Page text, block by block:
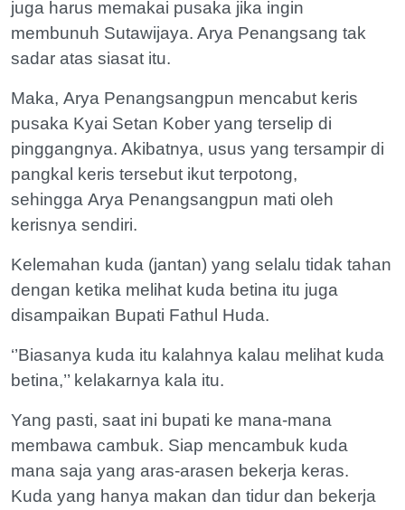
juga harus memakai pusaka jika ingin
membunuh Sutawijaya. Arya Penangsang tak
sadar atas siasat itu.
Maka, Arya Penangsangpun mencabut keris
pusaka Kyai Setan Kober yang terselip di
pinggangnya. Akibatnya, usus yang tersampir di
pangkal keris tersebut ikut terpotong,
sehingga Arya Penangsangpun mati oleh
kerisnya sendiri.
Kelemahan kuda (jantan) yang selalu tidak tahan
dengan ketika melihat kuda betina itu juga
disampaikan Bupati Fathul Huda.
‘’Biasanya kuda itu kalahnya kalau melihat kuda
betina,’’ kelakarnya kala itu.
Yang pasti, saat ini bupati ke mana-mana
membawa cambuk. Siap mencambuk kuda
mana saja yang aras-arasen bekerja keras.
Kuda yang hanya makan dan tidur dan bekerja